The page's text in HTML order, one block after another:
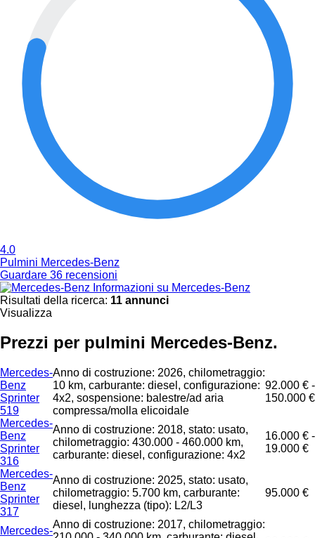
4.0
Pulmini Mercedes-Benz
Guardare 36 recensioni
Informazioni su Mercedes-Benz
Risultati della ricerca: 11 annunci
Visualizza
Prezzi per pulmini Mercedes-Benz.
Mercedes-
Benz
Sprinter
519
Anno di costruzione: 2026, chilometraggio:
10 km, carburante: diesel, configurazione:
4x2, sospensione: balestre/ad aria
compressa/molla elicoidale
92.000 € -
150.000 €
Mercedes-
Benz
Sprinter
316
Anno di costruzione: 2018, stato: usato,
chilometraggio: 430.000 - 460.000 km,
carburante: diesel, configurazione: 4x2
16.000 € -
19.000 €
Mercedes-
Benz
Sprinter
317
Anno di costruzione: 2025, stato: usato,
chilometraggio: 5.700 km, carburante:
diesel, lunghezza (tipo): L2/L3
95.000 €
Mercedes-
Anno di costruzione: 2017, chilometraggio: